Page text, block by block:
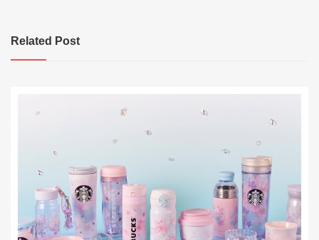
ゲ
ー
Related Post